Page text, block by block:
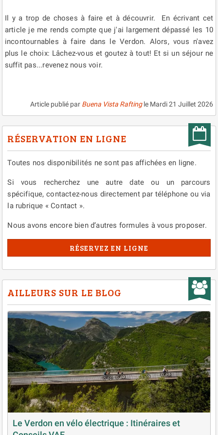
Il y a trop de choses à faire et à découvrir. En écrivant cet
article je me rends compte que j'ai largement dépassé les 10
incontournables à faire dans le Verdon. Alors, vous n'avez
plus le choix: Lâchez-vous et goutez à tout! Et si un séjour ne
suffit pas...revenez nous voir.
Article publié par Buena Vista Raftingle Mardi 21 Juillet 2026
RÉSERVATION EN LIGNE
Toutes nos disponibilités ne sont pas affichées en ligne.
Si vous recherchez une autre date ou un parcours
spécifique, contactez-nous directement par téléphone ou via
la rubrique « Contact ».
Nous avons encore bien d’autres formules à vous proposer.
RÉSERVEZ EN LIGNE
AILLEURS SUR LE BLOG
Le Verdon en vélo électrique : Itinéraires et